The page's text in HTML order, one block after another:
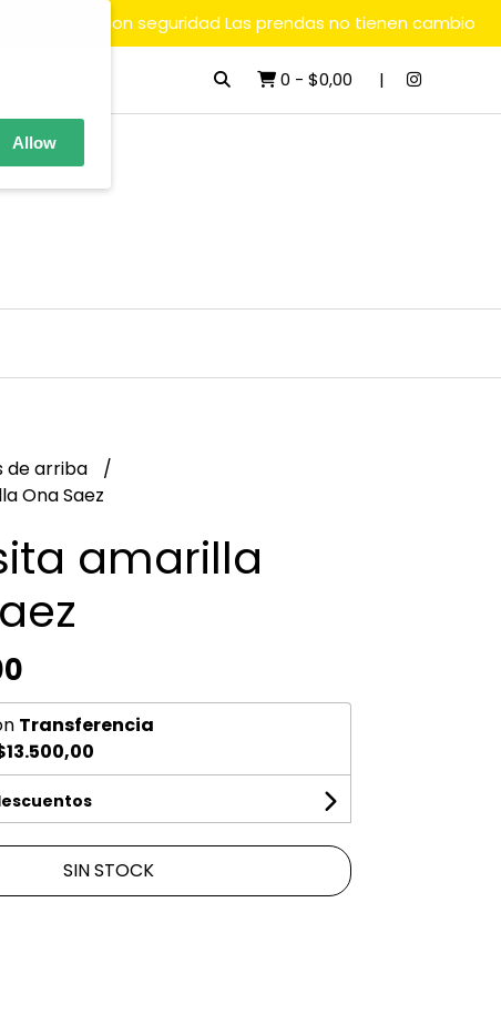
comprar con seguridad Las prendas no tienen cambio
0 - $0,00
de arriba
Ona Saez
amarilla
Transferencia
SIN STOCK
Allow